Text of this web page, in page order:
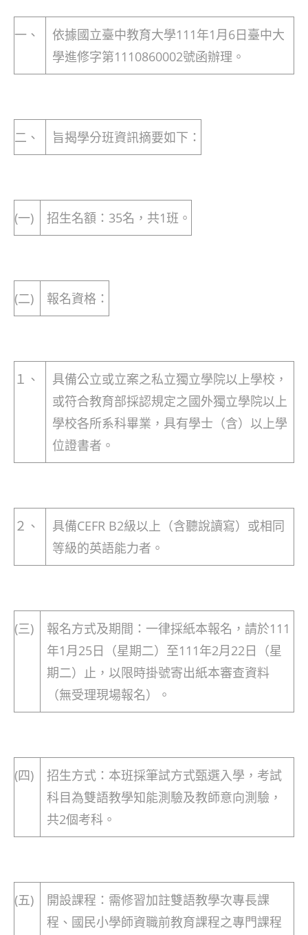
一、
依據國立臺中教育大學111年1月6日臺中大
學進修字第1110860002號函辦理。
二、 旨揭學分班資訊摘要如下：
(一) 招生名額：35名，共1班。
(二) 報名資格：
１、
具備公立或立案之私立獨立學院以上學校，
或符合教育部採認規定之國外獨立學院以上
學校各所系科畢業，具有學士（含）以上學
位證書者。
２、
具備CEFR B2級以上（含聽說讀寫）或相同
等級的英語能力者。
(三)
報名方式及期間：一律採紙本報名，請於111
年1月25日（星期二）至111年2月22日（星
期二）止，以限時掛號寄出紙本審查資料
（無受理現場報名）。
(四)
招生方式：本班採筆試方式甄選入學，考試
科目為雙語教學知能測驗及教師意向測驗，
共2個考科。
(五)
開設課程：需修習加註雙語教學次專長課
程、國民小學師資職前教育課程之專門課程